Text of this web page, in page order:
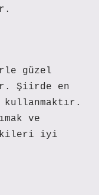
güzel
Şiirde en
ve
iyi